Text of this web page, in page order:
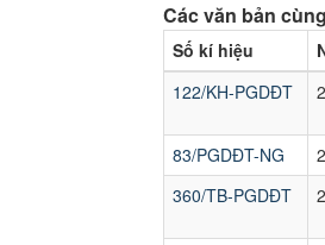
Các văn bản
Số kí hiệu
122/KH-PGDĐT
83/PGDĐT-NG
360/TB-PGDĐT